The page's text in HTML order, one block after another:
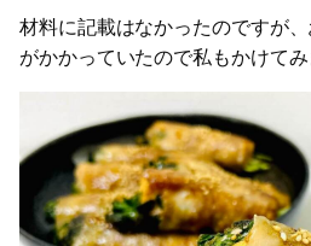
材料に記載はなかったのですが
がかかっていたので私もかけてみ